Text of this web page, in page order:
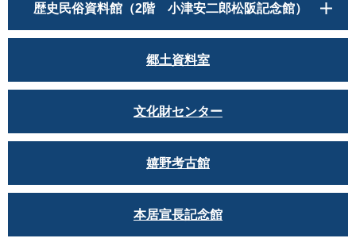
歴史民俗資料館（2階 小津安二郎松阪記念館）
郷土資料室
文化財センター
嬉野考古館
本居宣長記念館